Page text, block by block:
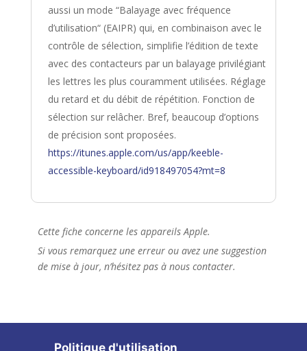
aussi un mode “Balayage avec fréquence
d’utilisation“ (EAIPR) qui, en combinaison avec le
contrôle de sélection, simplifie l’édition de texte
avec des contacteurs par un balayage privilégiant
les lettres les plus couramment utilisées. Réglage
du retard et du débit de répétition. Fonction de
sélection sur relâcher. Bref, beaucoup d’options
de précision sont proposées.
https://itunes.apple.com/us/app/keeble-
accessible-keyboard/id918497054?mt=8
Cette fiche concerne les appareils Apple.
Si vous remarquez une erreur ou avez une suggestion
de mise à jour, n’hésitez pas à nous contacter.
Politique d'utilisation